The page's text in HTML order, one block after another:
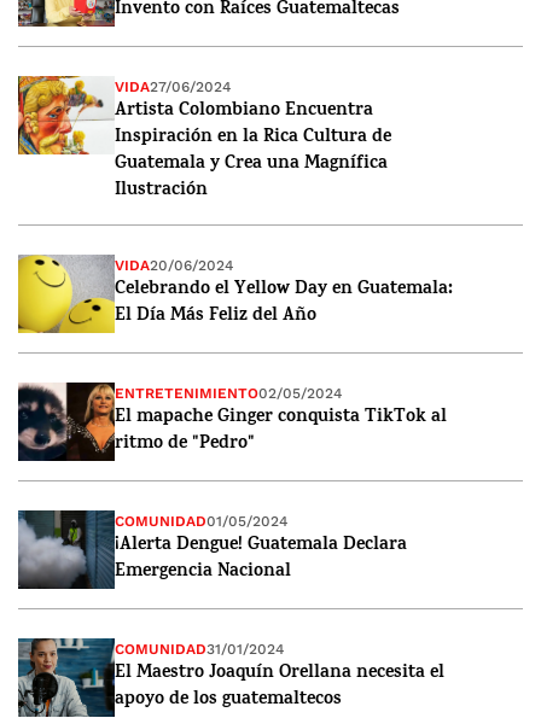
Invento con Raíces Guatemaltecas
VIDA27/06/2024
Artista Colombiano Encuentra
Inspiración en la Rica Cultura de
Guatemala y Crea una Magnífica
Ilustración
VIDA20/06/2024
Celebrando el Yellow Day en Guatemala:
El Día Más Feliz del Año
ENTRETENIMIENTO02/05/2024
El mapache Ginger conquista TikTok al
ritmo de "Pedro"
COMUNIDAD01/05/2024
¡Alerta Dengue! Guatemala Declara
Emergencia Nacional
COMUNIDAD31/01/2024
El Maestro Joaquín Orellana necesita el
apoyo de los guatemaltecos